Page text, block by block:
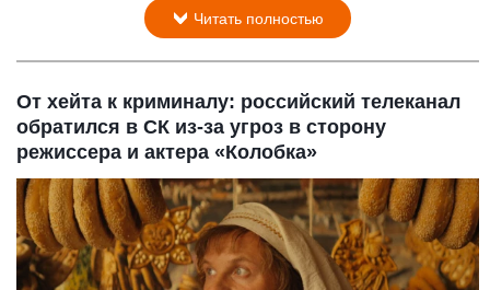
Читать полностью
От хейта к криминалу: российский телеканал
обратился в СК из-за угроз в сторону
режиссера и актера «Колобка»